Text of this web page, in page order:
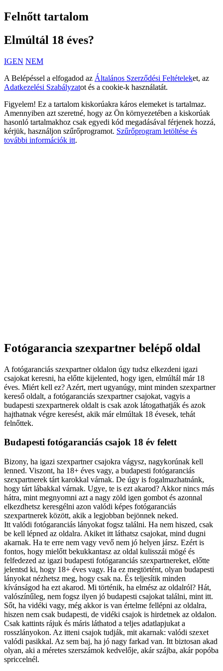
Felnőtt tartalom
Elmúltál 18 éves?
IGEN NEM
A Belépéssel a elfogadod az Általános Szerződési Feltételeket, az
Adatkezelési Szabályzatot és a cookie-k használatát.
Figyelem! Ez a tartalom kiskorúakra káros elemeket is tartalmaz.
Amennyiben azt szeretné, hogy az Ön környezetében a kiskorúak
hasonló tartalmakhoz csak egyedi kód megadásával férjenek hozzá,
kérjük, használjon szűrőprogramot. Szűrőprogram letöltése és
további információk itt.
Fotógarancia szexpartner belépő oldal
A fotógaranciás szexpartner oldalon úgy tudsz elkezdeni igazi
csajokat keresni, ha előtte kijelented, hogy igen, elmúltál már 18
éves. Miért kell ez? Azért, mert ugyanúgy, mint minden szexpartner
kereső oldalt, a fotógaranciás szexpartner csajokat, vagyis a
budapesti szexpartnerek oldalt is csak azok látogathatják és azok
hajthatnak végre keresést, akik már elmúltak 18 évesek, tehát
felnőttek.
Budapesti fotógaranciás csajok 18 év felett
Bizony, ha igazi szexpartner csajokra vágysz, nagykorúnak kell
lenned. Viszont, ha 18+ éves vagy, a budapesti fotógaranciás
szexpartnerek tárt karokkal várnak. De úgy is fogalmazhatnánk,
hogy tárt lábakkal várnak. Ugye, te is ezt akarod? Akkor nincs más
hátra, mint megnyomni azt a nagy zöld igen gombot és azonnal
elkezdhetsz keresgélni azon valódi képes fotógaranciás
szexpartnerek között, akik a legjobban bejönnek neked.
Itt valódi fotógaranciás lányokat fogsz találni. Ha nem hiszed, csak
be kell lépned az oldalra. Akiket itt láthatsz csajokat, mind dugni
akarnak. Ha te erre nem vagy vevő nem jó helyen jársz. Ezért is
fontos, hogy mielőtt bekukkantasz az oldal kulisszái mögé és
felfedezed az igazi budapesti fotógaranciás szexpartnereket, előtte
jelentsd ki, hogy 18+ éves vagy. Ha ez megtörtént, olyan budapesti
lányokat nézhetsz meg, hogy csak na. És teljesítik minden
kívánságod ha ezt akarod. Mi történik, ha elmész az oldalról? Hát,
valószínűleg, nem fogsz ilyen jó budapesti csajokat találni, mint itt.
Sőt, ha vidéki vagy, még akkor is van értelme fellépni az oldalra,
hiszen nem csak budapesti, de vidéki csajok is hirdetnek az oldalon.
Csak kattints rájuk és máris láthatod a teljes adatlapjukat a
rosszlányokon. Az itteni csajok tudják, mit akarnak: valódi szexet
valódi pasikkal. Az sem baj, ha jó nagy farkad van. Itt biztosan akad
olyan, aki a méretes szerszámok kedvelője, akár szájba, akár popóba
spriccelnél.